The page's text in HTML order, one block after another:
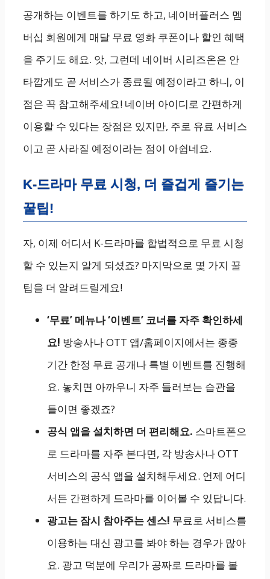
공개하는 이벤트를 하기도 하고, 네이버플러스 멤
버십 회원에게 매달 무료 영화 쿠폰이나 할인 혜택
을 주기도 해요. 앗, 그런데 네이버 시리즈온은 안
타깝게도 곧 서비스가 종료될 예정이라고 하니, 이
점은 꼭 참고해주세요! 네이버 아이디로 간편하게
이용할 수 있다는 장점은 있지만, 주로 유료 서비스
이고 곧 사라질 예정이라는 점이 아쉽네요.
K-드라마 무료 시청, 더 즐겁게 즐기는
꿀팁!
자, 이제 어디서 K-드라마를 합법적으로 무료 시청
할 수 있는지 알게 되셨죠? 마지막으로 몇 가지 꿀
팁을 더 알려드릴게요!
‘무료’ 메뉴나 ‘이벤트’ 코너를 자주 확인하세
요! 방송사나 OTT 앱/홈페이지에서는 종종
기간 한정 무료 공개나 특별 이벤트를 진행해
요. 놓치면 아까우니 자주 들러보는 습관을
들이면 좋겠죠?
공식 앱을 설치하면 더 편리해요. 스마트폰으
로 드라마를 자주 본다면, 각 방송사나 OTT
서비스의 공식 앱을 설치해두세요. 언제 어디
서든 간편하게 드라마를 이어볼 수 있답니다.
광고는 잠시 참아주는 센스! 무료로 서비스를
이용하는 대신 광고를 봐야 하는 경우가 많아
요. 광고 덕분에 우리가 공짜로 드라마를 볼